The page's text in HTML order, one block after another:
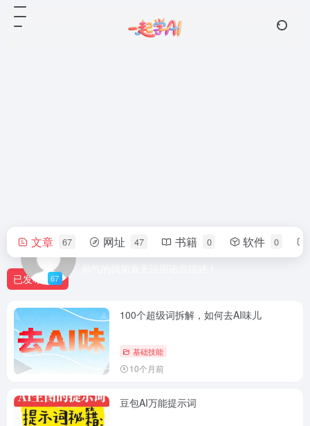
ai
文章 67 网址 47 书籍 0 软件 0
已发布 67
100个超级词拆解，如何去AI味儿
基础技能
10个月前
豆包AI万能提示词